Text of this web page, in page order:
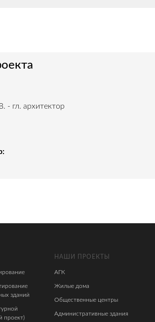
- гл. архитектор
зданий
проект)
НАШИ ПРОЕКТЫ
АГК
Жилые дома
Общественные центры
Административные здания